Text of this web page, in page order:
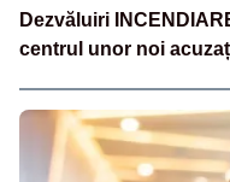
Dezvăluiri
centrul unor noi